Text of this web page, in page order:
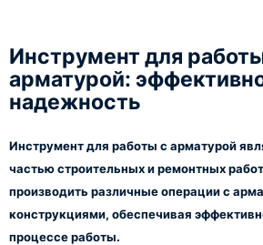
Инструмент для
арматурой:
надежность
Инструмент для работы с арматурой
частью строительных и ремонтных
производить различные операции с
конструкциями, обеспечивая
процессе работы.